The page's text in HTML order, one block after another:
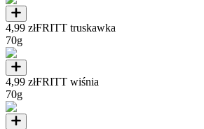
4,99 złFRITT truskawka
70g
4,99 złFRITT wiśnia
70g